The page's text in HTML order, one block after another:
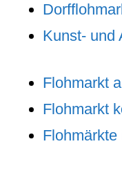
Kunst- und
Flohmarkt
Flohmarkt